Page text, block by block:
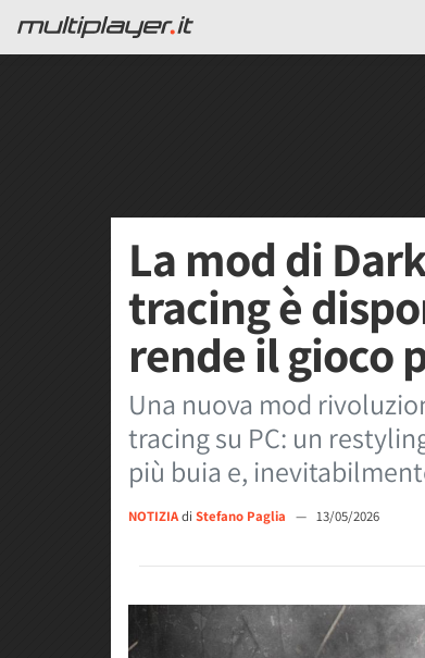
La mod di
tracing è
rende il gioco
Una nuova mod
tracing su PC: un
più buia e,
NOTIZIAdi Stefano Paglia — 13/05/2026